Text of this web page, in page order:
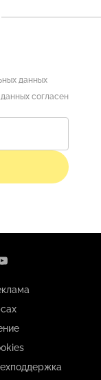
данных
согласен